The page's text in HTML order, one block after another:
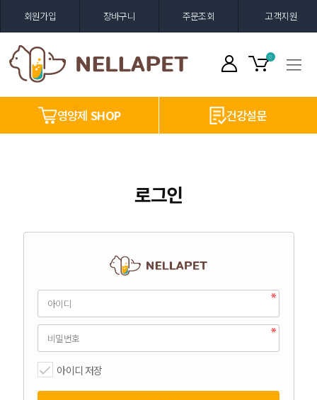
회원가입 장바구니 주문조회 고객지원
0
영양제 SHOP 건강설문
로그인
아이디 저장